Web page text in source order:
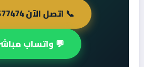
📞 اتصل الآن 98577474
💬 واتساب